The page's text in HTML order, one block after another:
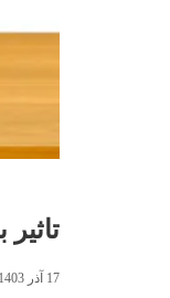
17 آذر 1403